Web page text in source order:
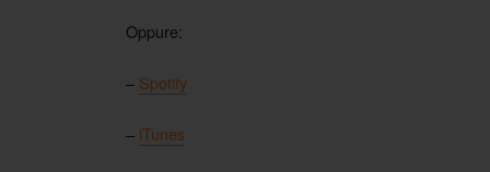
Oppure:
– Spotify
– iTunes